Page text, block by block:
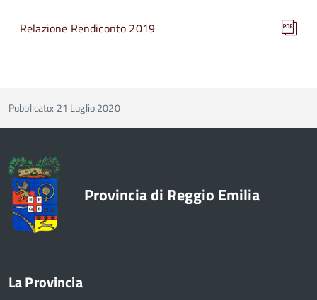
Relazione Rendiconto 2019
Pubblicato: 21 Luglio 2020
Provincia di Reggio Emilia
La Provincia